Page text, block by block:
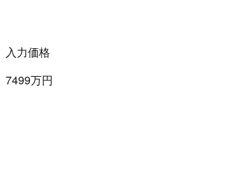
入力価格
7499万円